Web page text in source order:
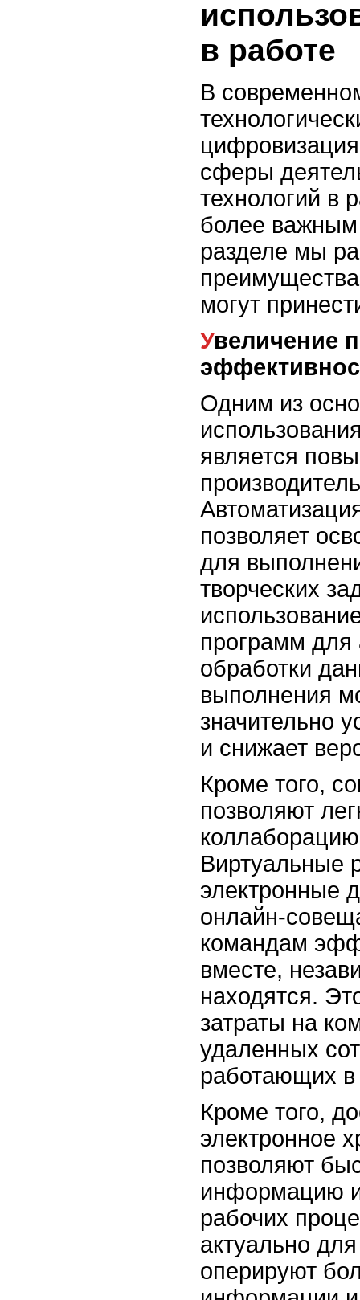
в работе
В
сферы
технологий в
более
разделе мы
могут
Увеличение производительности и
Одним из
является
позволяет
для
творческих
программ для
обработки
выполнения
значительно
и снижает
Кроме того,
позволяют
Виртуальные
электронные
онлайн-
командам
вместе,
находятся.
затраты на
удаленных
работающих в
Кроме того,
электронное
позволяют
информацию
рабочих
актуально
оперируют